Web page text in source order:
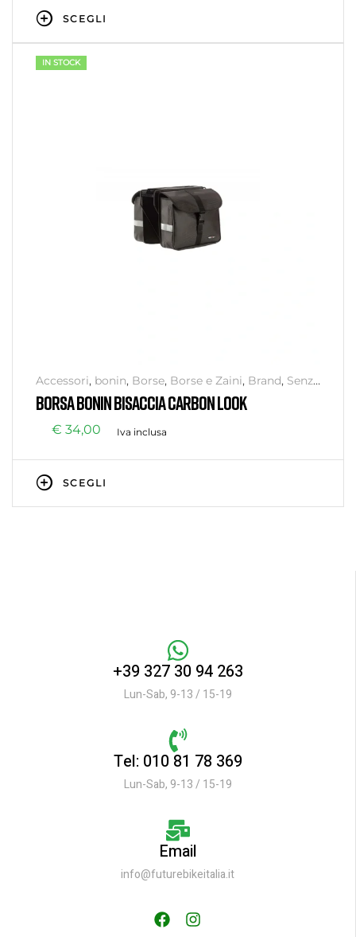
SCEGLI
IN STOCK
Accessori, bonin, Borse, Borse e Zaini, Brand, Senza
categoria
BORSA BONIN BISACCIA CARBON LOOK
€ 34,00 Iva inclusa
SCEGLI
+39 327 30 94 263
Lun-Sab, 9-13 / 15-19
Tel: 010 81 78 369
Lun-Sab, 9-13 / 15-19
Email
info@futurebikeitalia.it